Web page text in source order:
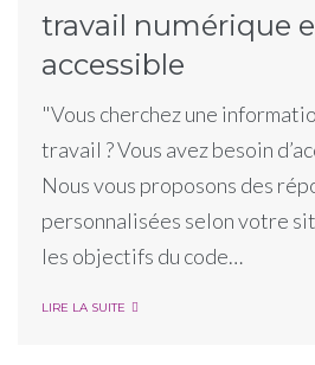
travail numérique
accessible
"Vous cherchez une
travail ? Vous avez besoin
Nous vous proposons des
personnalisées selon votre
les objectifs du code…
LIRE LA SUITE